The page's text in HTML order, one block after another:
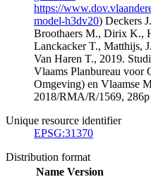
https://
model-h3dv20) Deckers
Broothaers M., Dirix K.,
Lanckacker T., Matthijs,
Van Haren T., 2019.
Vlaams Planbureau voor
Omgeving) en Vlaamse
2018/RMA/R/1569,
Unique resource identifier
EPSG:31370
Distribution format
Name Version